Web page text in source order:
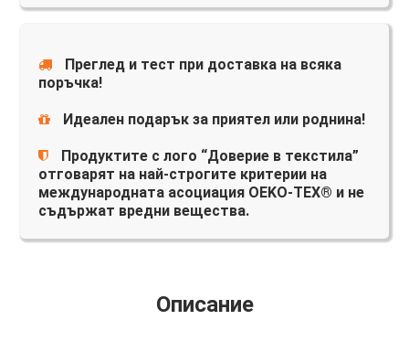
Преглед и тест при доставка на всяка
поръчка!
Идеален подарък за приятел или роднина!
Продуктите с лого “Доверие в текстила”
отговарят на най-строгите критерии на
международната асоциация OEKO-TEX® и не
съдържат вредни вещества.
Описание